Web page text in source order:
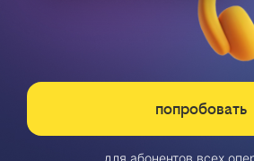
попробовать
для абонентов всех